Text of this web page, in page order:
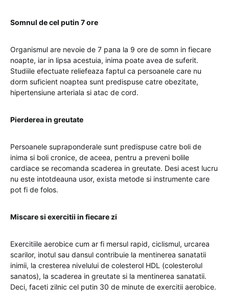
Somnul de cel putin 7 ore
Organismul are nevoie de 7 pana la 9 ore de somn in fiecare
noapte, iar in lipsa acestuia, inima poate avea de suferit.
Studiile efectuate reliefeaza faptul ca persoanele care nu
dorm suficient noaptea sunt predispuse catre obezitate,
hipertensiune arteriala si atac de cord.
Pierderea in greutate
Persoanele supraponderale sunt predispuse catre boli de
inima si boli cronice, de aceea, pentru a preveni bolile
cardiace se recomanda scaderea in greutate. Desi acest lucru
nu este intotdeauna usor, exista metode si instrumente care
pot fi de folos.
Miscare si exercitii in fiecare zi
Exercitiile aerobice cum ar fi mersul rapid, ciclismul, urcarea
scarilor, inotul sau dansul contribuie la mentinerea sanatatii
inimii, la cresterea nivelului de colesterol HDL (colesterolul
sanatos), la scaderea in greutate si la mentinerea sanatatii.
Deci, faceti zilnic cel putin 30 de minute de exercitii aerobice.